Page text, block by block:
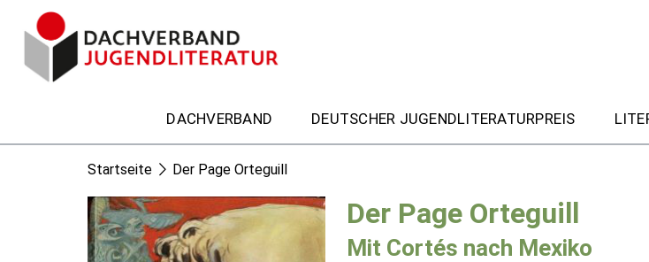
DACHVERBAND DEUTSCHER JUGENDLITERATURPREIS
Startseite Der Page Orteguill
Der Page Orteguill
Mit Cortés nach Mexiko